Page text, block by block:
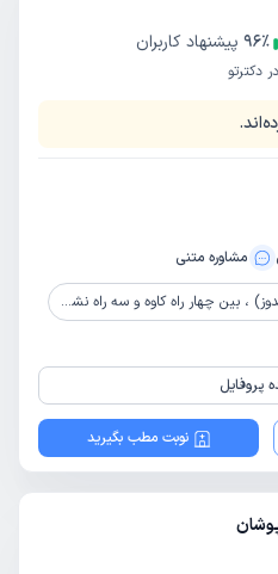
96٪
پیشنهاد کاربران
دکترتو
مشاوره‌ متنی
راه کاوه و سه راه نشاط ، پلاک 317 ، طبقه 2
پروفایل
نوبت مطب بگیرید